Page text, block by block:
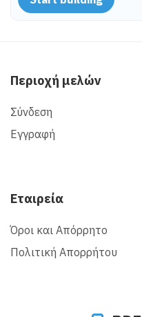
Περιοχή μελών
Σύνδεση
Εγγραφή
Εταιρεία
Όροι και Απόρρητο
Πολιτική Απορρήτου